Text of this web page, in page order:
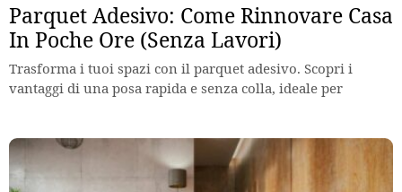
Parquet Adesivo: Come Rinnovare Casa
In Poche Ore (Senza Lavori)
Trasforma i tuoi spazi con il parquet adesivo. Scopri i
vantaggi di una posa rapida e senza colla, ideale per